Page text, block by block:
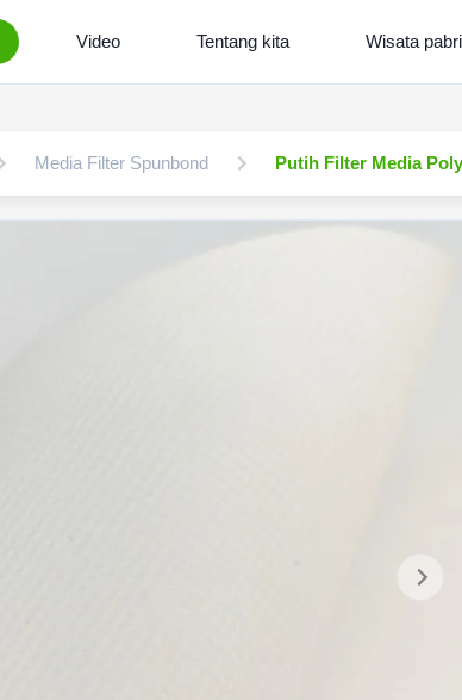
Video Tentang kita Wisata
Media Filter Spunbond Putih Filter Media